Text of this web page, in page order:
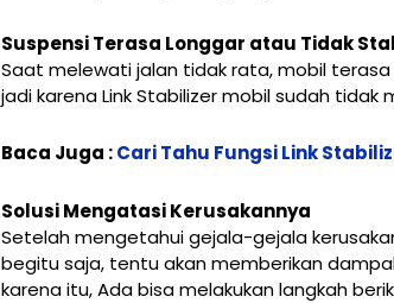
Suspensi Terasa Longgar atau Tidak
Saat melewati jalan tidak rata, mobil
jadi karena Link Stabilizer mobil sudah
Baca Juga :Cari Tahu Fungsi Link
Solusi Mengatasi Kerusakannya
Setelah mengetahui gejala-gejala
begitu saja, tentu akan memberikan
karena itu, Ada bisa melakukan langkah